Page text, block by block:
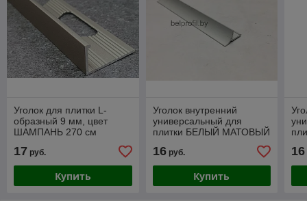
Уголок для плитки L-
образный 9 мм, цвет
ШАМПАНЬ 270 см
17 руб.
Купить
Уголок внутренний
универсальный для
плитки БЕЛЫЙ МАТОВЫЙ
16руб.
Купить
16